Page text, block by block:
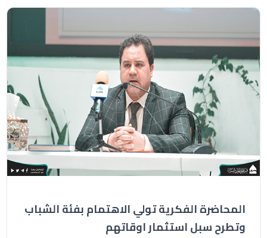
المحاضرة الفكرية تولي الاهتمام بفئة الشباب
وتطرح سبل استثمار اوقاتهم